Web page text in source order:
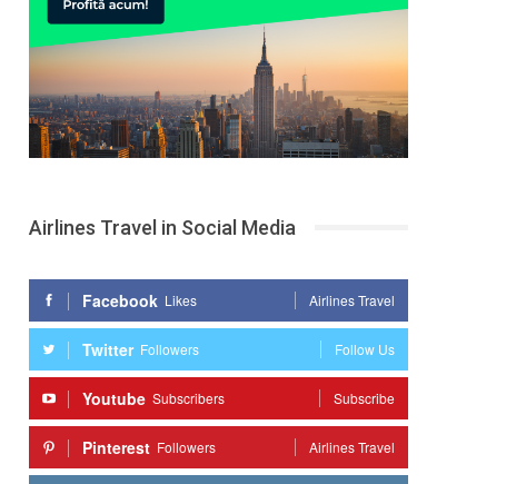
Airlines Travel in Social Media
Facebook Likes Airlines Travel
Twitter Followers Follow Us
Youtube Subscribers Subscribe
Pinterest Followers Airlines Travel